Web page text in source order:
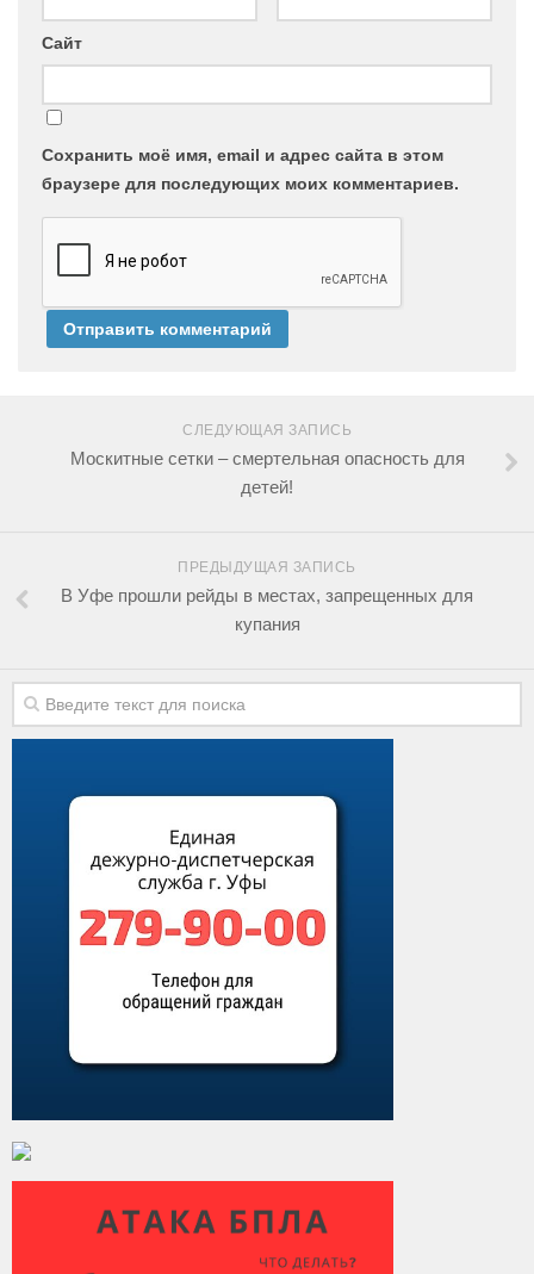
Сайт
Сохранить моё имя, email и адрес сайта в этом
браузере для последующих моих комментариев.
СЛЕДУЮЩАЯ ЗАПИСЬ
Москитные сетки – смертельная опасность для
детей!
ПРЕДЫДУЩАЯ ЗАПИСЬ
В Уфе прошли рейды в местах, запрещенных для
купания